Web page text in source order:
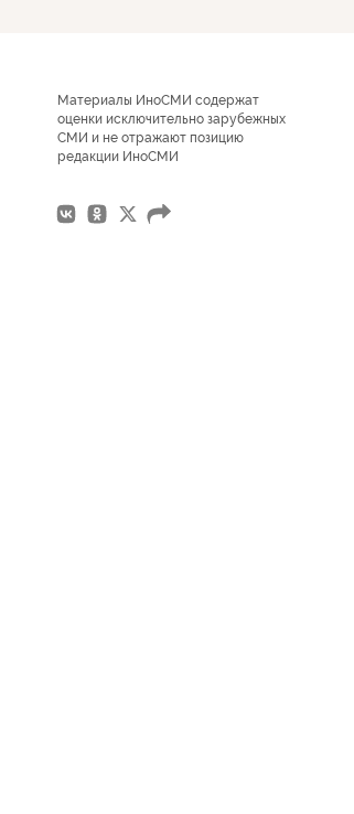
Материалы ИноСМИ содержат
оценки исключительно зарубежных
СМИ и не отражают позицию
редакции ИноСМИ